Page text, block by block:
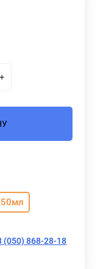
(050) 868-28-18